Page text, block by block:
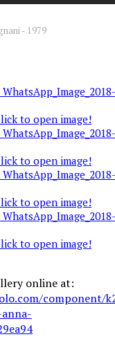
- 1979
to open image!
to open image!
to open image!
to open image!
online at:
component/